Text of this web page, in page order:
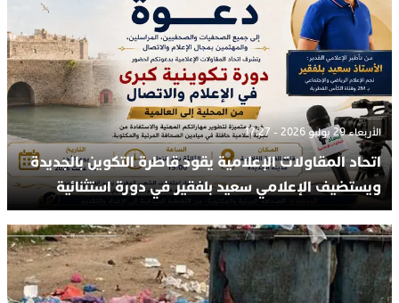
الأربعاء 29 يوليو 2026 - 17:27
اتحاد المقاولات الإعلامية يقود قاطرة التكوين بالجديدة
ويستضيف الإعلامي سعيد بلفقير في دورة استثنائية